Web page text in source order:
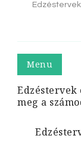
Menu
meg a